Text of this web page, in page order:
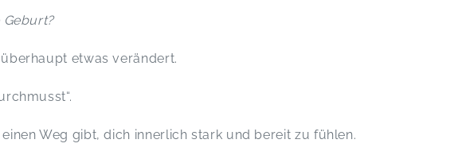
Geburt?
etwas verändert.
Weg gibt, dich innerlich stark und bereit zu fühlen.